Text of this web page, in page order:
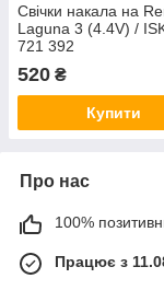
Свічки накала на
Laguna 3 (4.4V) /
721 392
520 ₴
Купити
Про нас
100%
Працює з